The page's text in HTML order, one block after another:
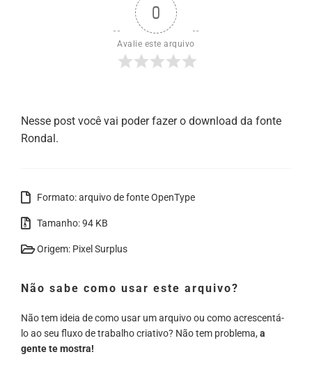
0
Avalie este arquivo
Nesse post você vai poder fazer o download da fonte
Rondal.
Formato: arquivo de fonte OpenType
Tamanho: 94 KB
Origem: Pixel Surplus
Não sabe como usar este arquivo?
Não tem ideia de como usar um arquivo ou como acrescentá-
lo ao seu fluxo de trabalho criativo? Não tem problema, a
gente te mostra!